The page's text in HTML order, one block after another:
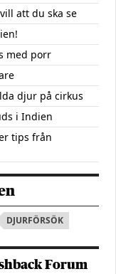
att du ska se
med porr
djur på cirkus
i Indien
tips från
DJURFÖRSÖK
Forum